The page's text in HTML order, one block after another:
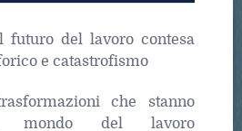
futuro del lavoro contesa
e catastrofismo
che stanno
mondo del lavoro